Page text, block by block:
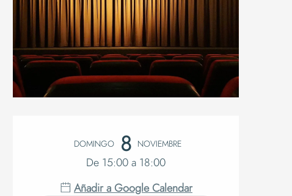
Horarios
DOMINGO 8 NOVIEMBRE
De 15:00 a 18:00
Añadir a Google Calendar